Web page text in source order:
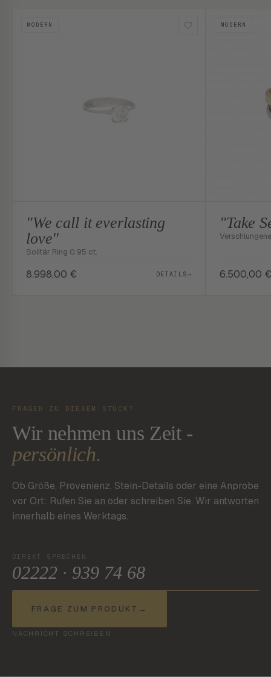
MODERN
"We call it everlasting
love"
Solitär Ring 0.95 ct.
8.998,00 € DETAILS→
MODERN
"Take
6.500,00 €
FRAGEN ZU DIESEM STÜCK?
Wir nehmen uns Zeit -
persönlich.
Ob Größe, Provenienz, Stein-Details oder eine Anprobe
vor Ort: Rufen Sie an oder schreiben Sie. Wir antworten
innerhalb eines Werktags.
DIREKT SPRECHEN
02222 · 939 74 68
FRAGE ZUM PRODUKT →
NACHRICHT SCHREIBEN